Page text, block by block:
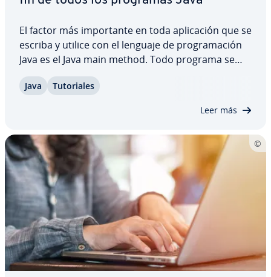
El factor más im­po­r­ta­n­te en toda apli­ca­ción que se
escriba y utilice con el lenguaje de pro­gra­ma­ción
Java es el Java main method. Todo programa se
ca­mos de­ta­lla­da­me­n­te qué es exac­ta­me­n­te el Java
Java Tu­to­ria­les
Leer más